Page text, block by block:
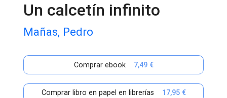
Un calcetín infinito
Mañas, Pedro
Comprar ebook 7,49 €
Comprar libro en papel en librerías 17,95 €